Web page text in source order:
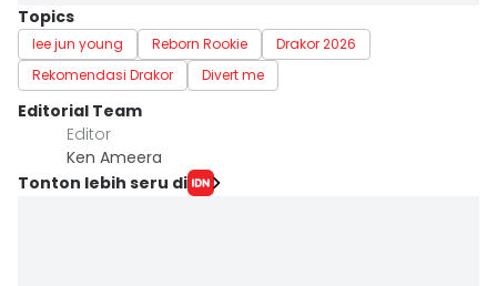
Topics
lee jun young Reborn Rookie
Drakor 2026
Rekomendasi Drakor
Divert me
Editorial Team
Editor
Ken Ameera
Tonton lebih seru di